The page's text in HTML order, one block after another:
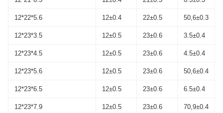
12*22*5.6 12±0.4 22±0.5 50,6±0.3
12*23*3.5 12±0.5 23±0.6 3.5±0.4
12*23*4.5 12±0.5 23±0.6 4.5±0.4
12*23*5.6 12±0.5 23±0.6 50,6±0.4
12*23*6.5 12±0.5 23±0.6 6.5±0.4
12*23*7.9 12±0.5 23±0.6 70,9±0.4